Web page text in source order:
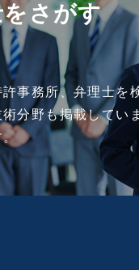
さがす
事務所、弁理士を
分野も掲載してい
。